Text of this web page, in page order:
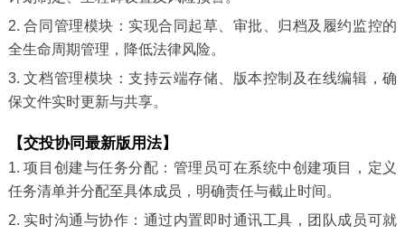
2. 合同管理模块：实现合同起草、审批、归档及履约监控的
全生命周期管理，降低法律风险。
3. 文档管理模块：支持云端存储、版本控制及在线编辑，确
保文件实时更新与共享。
【交投协同最新版用法】
1. 项目创建与任务分配：管理员可在系统中创建项目，定义
任务清单并分配至具体成员，明确责任与截止时间。
2. 实时沟通与协作：通过内置即时通讯工具，团队成员可就